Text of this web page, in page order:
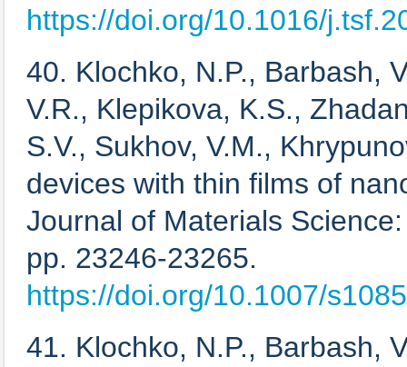
https://doi.org/10.1016/
40. Klochko, N.P., Barbash,
V.R., Klepikova, K.S.,
S.V., Sukhov, V.M.,
devices with thin films of
Journal of Materials
pp. 23246-23265.
https://doi.org/10.1007/
41. Klochko, N.P., Barbash,